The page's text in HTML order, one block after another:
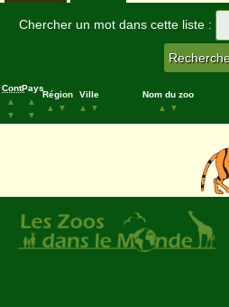
Chercher un mot dans cette liste :
Cont.
▲
▼
Pays
▲
▼
Région
▲
▼
Ville
▲
▼
Nom du zoo
▲
▼